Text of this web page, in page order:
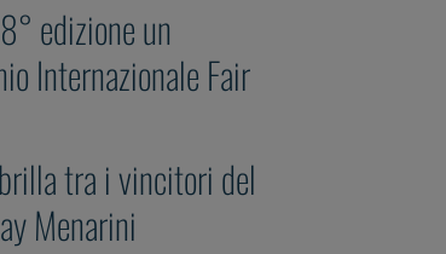
edizione un
Internazionale Fair
tra i vincitori del
Menarini